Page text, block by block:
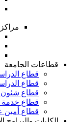
مراكز
قطاعات الجامعة
قطاع
قطاع
قطاع شئون
قطاع خدمة
قطاع أمين